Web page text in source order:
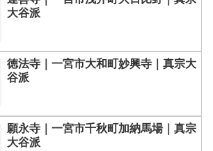
大谷派
徳法寺｜一宮市大和町妙興寺｜真宗大
谷派
願永寺｜一宮市千秋町加納馬場｜真宗
大谷派